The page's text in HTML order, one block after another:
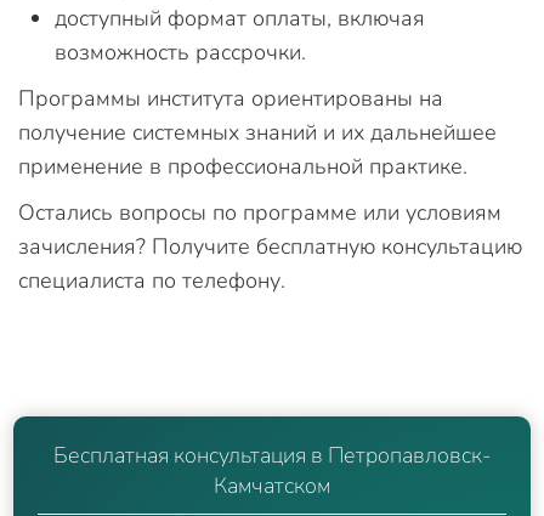
доступный формат оплаты, включая
возможность рассрочки.
Программы института ориентированы на
получение системных знаний и их дальнейшее
применение в профессиональной практике.
Остались вопросы по программе или условиям
зачисления? Получите бесплатную консультацию
специалиста по телефону.
Бесплатная консультация в Петропавловск-
Камчатском